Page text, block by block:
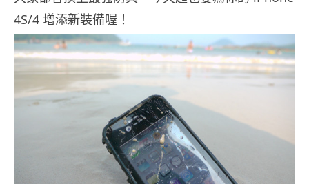
4S/4 增添新裝備喔！